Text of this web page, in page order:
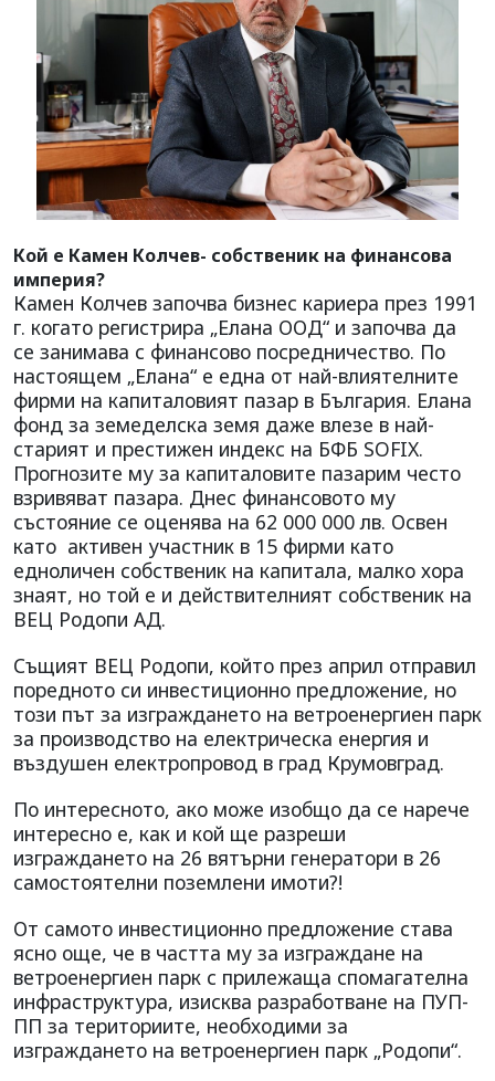
Кой е Камен Колчев- собственик на финансова
империя?
Камен Колчев започва бизнес кариера през 1991
г. когато регистрира „Елана ООД“ и започва да
се занимава с финансово посредничество. По
настоящем „Елана“ е една от най-влиятелните
фирми на капиталовият пазар в България. Елана
фонд за земеделска земя даже влезе в най-
старият и престижен индекс на БФБ SOFIX.
Прогнозите му за капиталовите пазарим често
взривяват пазара. Днес финансовото му
състояние се оценява на 62 000 000 лв. Освен
като активен участник в 15 фирми като
едноличен собственик на капитала, малко хора
знаят, но той е и действителният собственик на
ВЕЦ Родопи АД.
Същият ВЕЦ Родопи, който през април отправил
поредното си инвестиционно предложение, но
този път за изграждането на ветроенергиен парк
за производство на електрическа енергия и
въздушен електропровод в град Крумовград.
По интересното, ако може изобщо да се нарече
интересно е, как и кой ще разреши
изграждането на 26 вятърни генератори в 26
самостоятелни поземлени имоти?!
От самото инвестиционно предложение става
ясно още, че в частта му за изграждане на
ветроенергиен парк с прилежаща спомагателна
инфраструктура, изисква разработване на ПУП-
ПП за териториите, необходими за
изграждането на ветроенергиен парк „Родопи“.